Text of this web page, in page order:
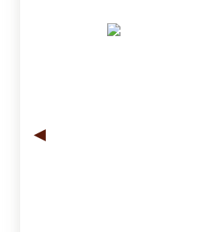
◄